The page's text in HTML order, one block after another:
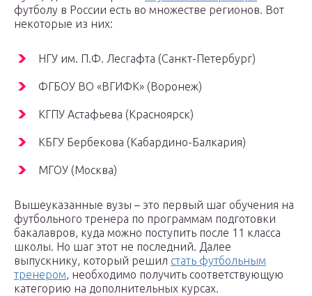
футболу в России есть во множестве регионов. Вот
некоторые из них:
НГУ им. П.Ф. Лесгафта (Санкт-Петербург)
ФГБОУ ВО «ВГИФК» (Воронеж)
КГПУ Астафьева (Красноярск)
КБГУ Бербекова (Кабардино-Балкария)
МГОУ (Москва)
Вышеуказанные вузы – это первый шаг обучения на
футбольного тренера по программам подготовки
бакалавров, куда можно поступить после 11 класса
школы. Но шаг этот не последний. Далее
выпускнику, который решил стать футбольным
тренером, необходимо получить соответствующую
категорию на дополнительных курсах.